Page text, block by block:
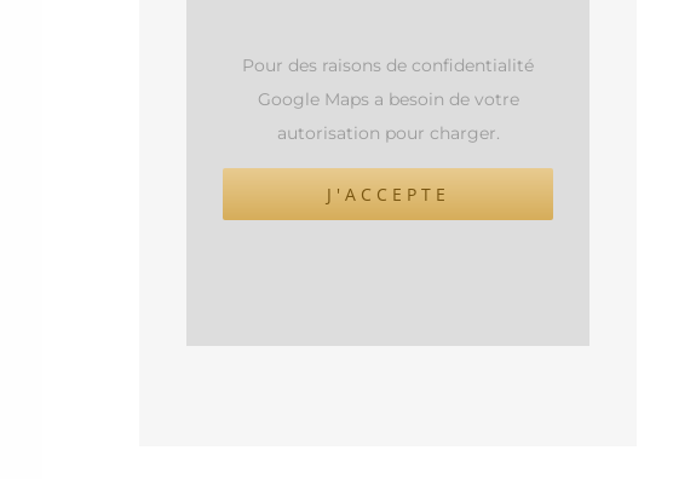
Pour des raisons de confidentialité
Google Maps a besoin de votre
autorisation pour charger.
J'ACCEPTE